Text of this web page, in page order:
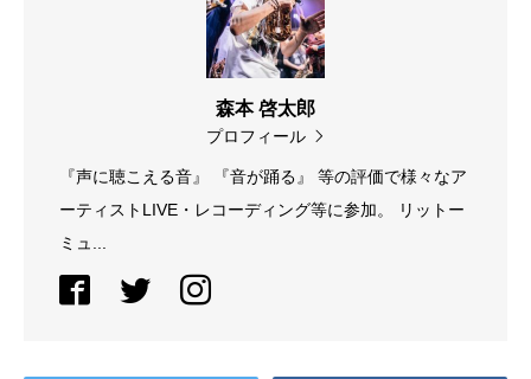
森本 啓太郎
プロフィール
『声に聴こえる音』 『音が踊る』 等の評価で様々なア
ーティストLIVE・レコーディング等に参加。 リットー
ミュ...